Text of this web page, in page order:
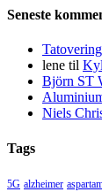
Seneste
lene til
Björn ST
Niels
Tags
5G alzheimer